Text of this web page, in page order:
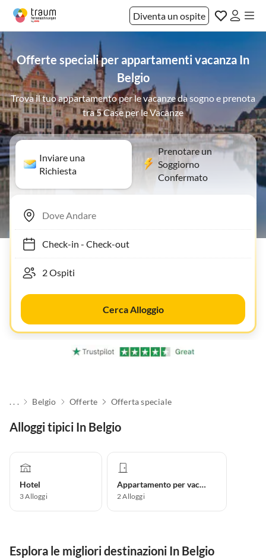
Diventa un ospite
Offerte speciali per appartamenti vacanza In
Belgio
Trova il tuo appartamento per le vacanze da sogno e prenota
tra 5 Case per le Vacanze
Inviare una
Richiesta
Prenotare un
Soggiorno
Confermato
Check-in- Check-out
Cerca Alloggio
. . . Belgio Offerte Offerta speciale
Alloggi tipici In Belgio
Hotel
3Alloggi
Appartamento per vacanze
2Alloggi
Esplora le migliori destinazioni In Belgio